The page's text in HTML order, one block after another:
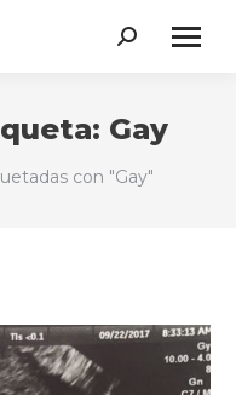
Buscar:
Gay
con "Gay"